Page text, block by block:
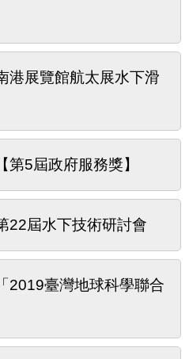
港展覽館航太展水下滑
5屆政府服務獎】
22屆水下技術研討會
2019臺灣地球科學聯合